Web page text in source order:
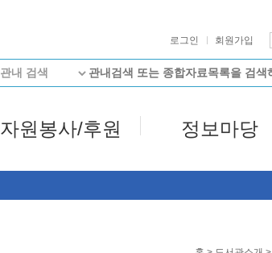
로그인 회원가입
자원봉사/후원 정보마당